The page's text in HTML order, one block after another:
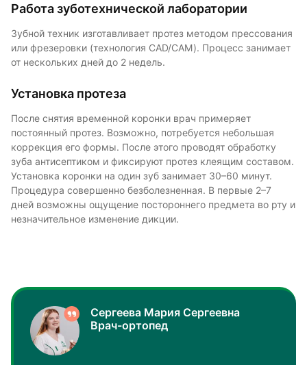
Работа зуботехнической лаборатории
Зубной техник изготавливает протез методом прессования
или фрезеровки (технология CAD/CAM). Процесс занимает
от нескольких дней до 2 недель.
Установка протеза
После снятия временной коронки врач примеряет
постоянный протез. Возможно, потребуется небольшая
коррекция его формы. После этого проводят обработку
зуба антисептиком и фиксируют протез клеящим составом.
Установка коронки на один зуб занимает 30–60 минут.
Процедура совершенно безболезненная. В первые 2–7
дней возможны ощущение постороннего предмета во рту и
незначительное изменение дикции.
Сергеева Мария Сергеевна
Врач-ортопед